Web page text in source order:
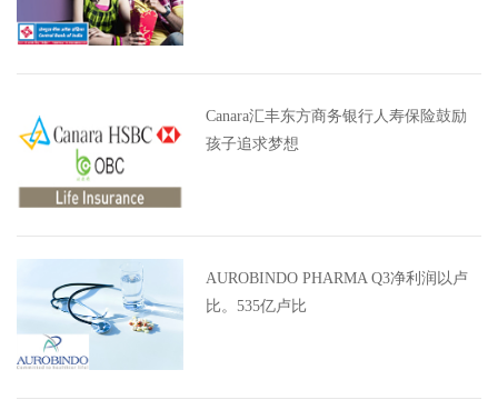
Canara汇丰东方商务银行人寿保险鼓励
孩子追求梦想
AUROBINDO PHARMA Q3净利润以卢
比。535亿卢比